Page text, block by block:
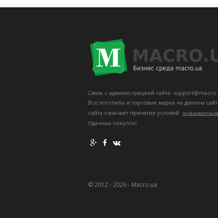
Связь с администрацией сайта:
Все логотипы и торговые марки на данном
сайта означает принятие условий
Удачных покупок!
© 2012 - 2026 - Macro.ua